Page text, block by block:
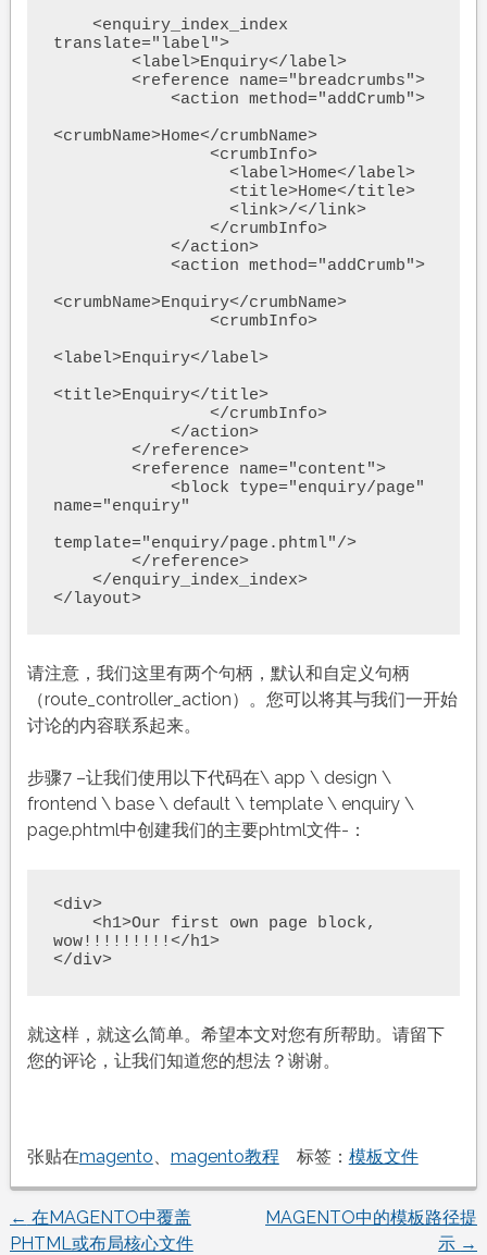
translate="label">
<crumbName>Home</crumbName>
<crumbName>Enquiry</crumbName>
<label>Enquiry</label>
<title>Enquiry</title>
name="enquiry"
template="enquiry/page.phtml"/>
</layout>
请注意，我们这里有两个句柄，默认和自定义句柄
（route_controller_action）。您可以将其与我们一开始
讨论的内容联系起来。
步骤7 –让我们使用以下代码在\ app \ design \
frontend \ base \ default \ template \ enquiry \
page.phtml中创建我们的主要phtml文件-：
<div>
wow!!!!!!!!!</h1>
</div>
就这样，就这么简单。希望本文对您有所帮助。请留下
您的评论，让我们知道您的想法？谢谢。
张贴在magento、 magento教程 标签： 模板文件
文
← 在MAGENTO中覆盖
PHTML或布局核心文件
MAGENTO中的模板路径提
示 →